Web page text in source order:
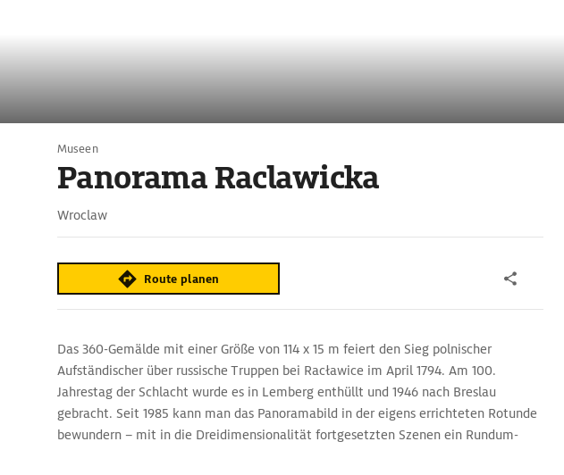
Museen
Panorama Raclawicka
Wroclaw
Route planen
Das 360-Gemälde mit einer Größe von 114 x 15 m feiert den Sieg polnischer
Aufständischer über russische Truppen bei Racławice im April 1794. Am 100.
Jahrestag der Schlacht wurde es in Lemberg enthüllt und 1946 nach Breslau
gebracht. Seit 1985 kann man das Panoramabild in der eigens errichteten Rotunde
bewundern – mit in die Dreidimensionalität fortgesetzten Szenen ein Rundum-